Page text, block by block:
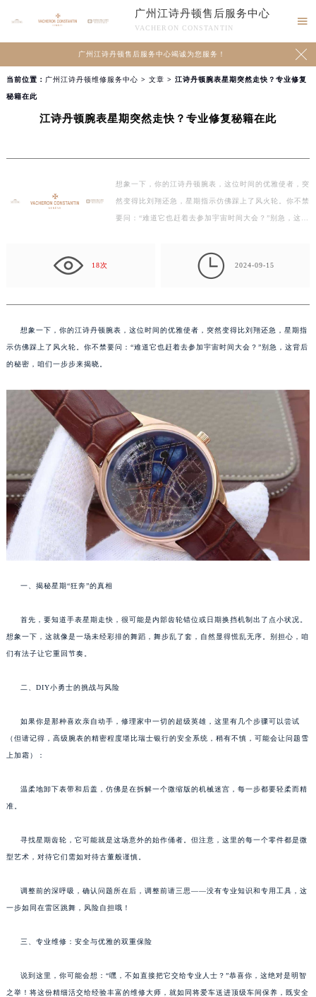
广州江诗丹顿售后服务中心
VACHERON CONSTANTIN

广州江诗丹顿售后服务中心竭诚为您服务！ 
当前位置： 广州江诗丹顿维修服务中心 > 文章 > 江诗丹顿腕表星期突然走快？专业修复
秘籍在此
江诗丹顿腕表星期突然走快？专业修复秘籍在此
想象一下，你的江诗丹顿腕表，这位时间的优雅使者，突
然变得比刘翔还急，星期指示仿佛踩上了风火轮。你不禁
要问：“难道它也赶着去参加宇宙时间大会？”别急，这背
18次  2024-09-15
想象一下，你的江诗丹顿腕表，这位时间的优雅使者，突然变得比刘翔还急，星期指
示仿佛踩上了风火轮。你不禁要问：“难道它也赶着去参加宇宙时间大会？”别急，这背后
的秘密，咱们一步步来揭晓。
一、揭秘星期“狂奔”的真相
首先，要知道手表星期走快，很可能是内部齿轮错位或日期换挡机制出了点小状况。
想象一下，这就像是一场未经彩排的舞蹈，舞步乱了套，自然显得慌乱无序。别担心，咱
们有法子让它重回节奏。
二、DIY小勇士的挑战与风险
如果你是那种喜欢亲自动手，修理家中一切的超级英雄，这里有几个步骤可以尝试
（但请记得，高级腕表的精密程度堪比瑞士银行的安全系统，稍有不慎，可能会让问题雪
上加霜）：
温柔地卸下表带和后盖，仿佛是在拆解一个微缩版的机械迷宫，每一步都要轻柔而精
准。
寻找星期齿轮，它可能就是这场意外的始作俑者。但注意，这里的每一个零件都是微
型艺术，对待它们需如对待古董般谨慎。
调整前的深呼吸，确认问题所在后，调整前请三思——没有专业知识和专用工具，这
一步如同在雷区跳舞，风险自担哦！
三、专业维修：安全与优雅的双重保险
说到这里，你可能会想：“嘿，不如直接把它交给专业人士？”恭喜你，这绝对是明智
之举！将这份精细活交给经验丰富的维修大师，就如同将爱车送进顶级车间保养，既安全